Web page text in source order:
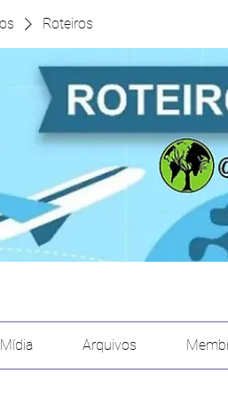
Roteiros
Mídia Arquivos